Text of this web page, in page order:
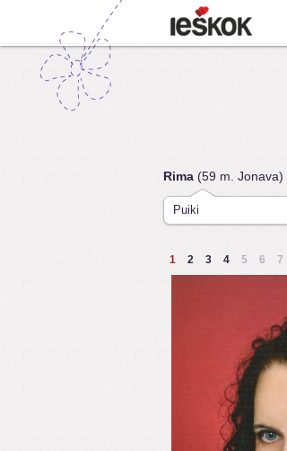
Rima (59 m. Jonava)
Puiki
1 2 3 4 5 6 7